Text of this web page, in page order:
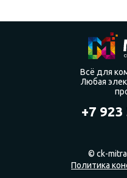
Всё для
Любая
+7
© ck-
Политика